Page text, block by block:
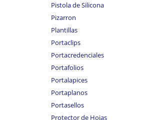
Pistola de Silicona
Pizarron
Plantillas
Portaclips
Portacredenciales
Portafolios
Portalapices
Portaplanos
Portasellos
Protector de Hojas